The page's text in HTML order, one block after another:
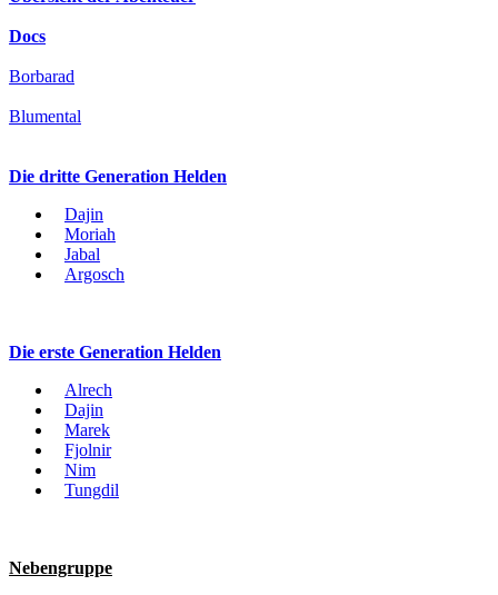
Docs
Borbarad
Blumental
Die dritte Generation Helden
Dajin
Moriah
Jabal
Argosch
Die erste Generation Helden
Alrech
Dajin
Marek
Fjolnir
Nim
Tungdil
Nebengruppe